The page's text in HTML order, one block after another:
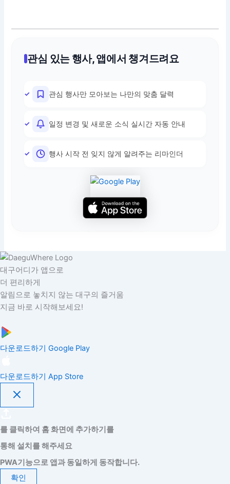
관심 있는 행사, 앱에서 챙겨드려요
관심 행사만 모아보는 나만의 맞춤 달력
일정 변경 및 새로운 소식 실시간 자동 안내
행사 시작 전 잊지 않게 알려주는 리마인더
대구어디가 앱으로
더 편리하게
알림으로 놓치지 않는 대구의 즐거움
지금 바로 시작해보세요!
다운로드하기 Google Play
다운로드하기 App Store
를 클릭하여 홈 화면에 추가하기를
통해 설치를 해주세요
PWA기능으로 앱과 동일하게 동작합니다.
확인